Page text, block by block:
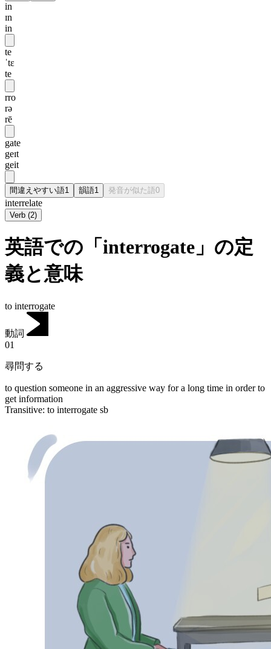
in
ɪn
in
te
ˈtɛ
te
rro
rə
rē
gate
geɪt
geit
間違えやすい語1 韻語1 発音が似た語0
interrelate
Verb (2)
英語での「interrogate」の定
義と意味
to interrogate
動詞
01
尋問する
to question someone in an aggressive way for a long time in order to
get information
Transitive: to interrogate sb